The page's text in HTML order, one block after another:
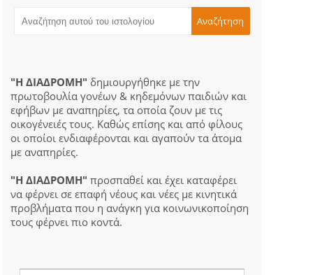
"Η ΔΙΑΔΡΟΜΗ" δημιουργήθηκε με την
πρωτοβουλία γονέων & κηδεμόνων παιδιών και
εφήβων με αναπηρίες, τα οποία ζουν με τις
οικογένειές τους. Καθώς επίσης και από φίλους
οι οποίοι ενδιαφέρονται και αγαπούν τα άτομα
με αναπηρίες.
"Η ΔΙΑΔΡΟΜΗ" προσπαθεί και έχει καταφέρει
να φέρνει σε επαφή νέους και νέες με κινητικά
προβλήματα που η ανάγκη για κοινωνικοποίηση
τους φέρνει πιο κοντά.